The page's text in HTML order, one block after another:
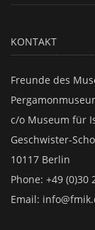
KONTAKT
Freunde des
c/o Museum für
Geschwister-
10117 Berlin
Phone: +49 (0)30
Email: